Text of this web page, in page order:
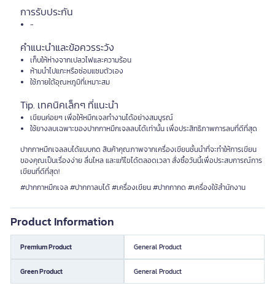
การรับประกัน
-
คำแนะนำและข้อควรระวัง
เก็บให้ห่างจากเปลวไฟและความร้อน
ห้ามนำไปแกะหรือซ่อมแซมตัวเอง
ใช้ภายใต้อุณหภูมิที่เหมาะสม
Tip. เทคนิคเล็กๆ ที่แนะนำ
เขียนค่อยๆ เพื่อให้หมึกเจลทำงานได้อย่างสมบูรณ์
ใช้ยางลบเฉพาะของปากกาหมึกเจลลบได้เท่านั้น เพื่อประสิทธิภาพการลบที่ดีที่สุด
ปากกาหมึกเจลลบได้แบบกด สินค้าคุณภาพจากเครื่องเขียนชั้นนำที่จะทำให้การเขียน
ของคุณเป็นเรื่องง่าย ลื่นไหล และแก้ไขได้ตลอดเวลา สั่งซื้อวันนี้เพื่อประสบการณ์การ
เขียนที่ดีที่สุด!
#ปากกาหมึกเจล #ปากกาลบได้ #เครื่องเขียน #ปากกากด #เครื่องใช้สำนักงาน
Product Information
Premium Product General Product
Green Product General Product